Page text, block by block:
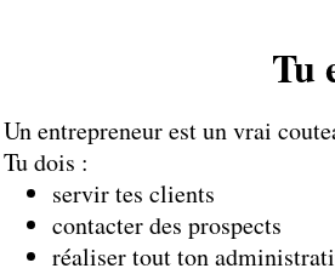
Tu
Un entrepreneur est un vrai
Tu dois :
servir tes clients
contacter des prospects
réaliser tout ton